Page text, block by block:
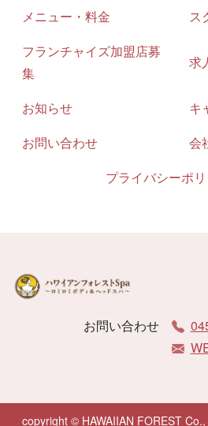
メニュー・料金
ス
フランチャイズ加盟店募
集
求
お知らせ
キ
お問い合わせ
会
プライバシーポ
お問い合わせ
copyright © HAWAIIAN FOREST